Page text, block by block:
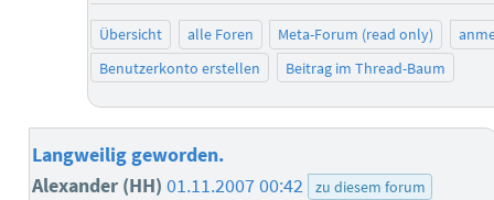
Übersicht alle Foren Meta-Forum (read only)
Benutzerkonto erstellen
Beitrag im Thread-Baum
Langweilig geworden.
Alexander (HH)01.11.2007 00:42 zu diesem forum